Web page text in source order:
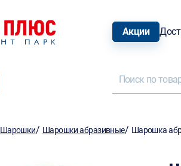
Акции
Шарошки/ Шарошки абразивные/ Шарошка